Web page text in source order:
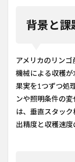
背景と課
アメリカのリンゴ
機械による収穫が
果実を1つずつ処
ンや照明条件の
は、垂直スタッ
出精度と収穫速度